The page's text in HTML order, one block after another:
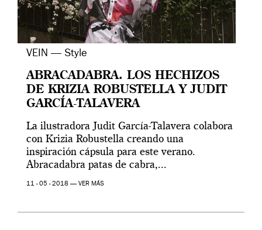
VEIN — Style
ABRACADABRA. LOS HECHIZOS
DE KRIZIA ROBUSTELLA Y JUDIT
GARCÍA-TALAVERA
La ilustradora Judit García-Talavera colabora
con Krizia Robustella creando una
inspiración cápsula para este verano.
Abracadabra patas de cabra,...
11 - 05 - 2018 — VER MÁS